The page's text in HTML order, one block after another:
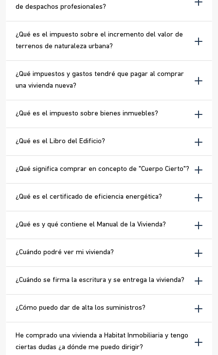
de despachos profesionales?
¿Qué es el impuesto sobre el incremento del valor de
terrenos de naturaleza urbana?
¿Qué impuestos y gastos tendré que pagar al comprar
una vivienda nueva?
¿Qué es el impuesto sobre bienes inmuebles?
¿Qué es el Libro del Edificio?
¿Qué significa comprar en concepto de "Cuerpo Cierto"?
¿Qué es el certificado de eficiencia energética?
¿Qué es y qué contiene el Manual de la Vivienda?
¿Cuándo podré ver mi vivienda?
¿Cuándo se firma la escritura y se entrega la vivienda?
¿Cómo puedo dar de alta los suministros?
He comprado una vivienda a Habitat Inmobiliaria y tengo
ciertas dudas ¿a dónde me puedo dirigir?